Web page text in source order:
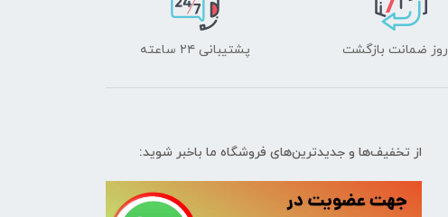
پشتیبانی ۲۴ ساعته
از تخفیف‌ها و جدیدترین‌های فروشگاه ما باخبر شوید: